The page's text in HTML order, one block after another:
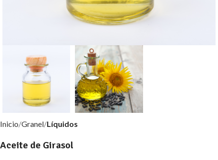
Inicio Granel Líquidos
Aceite de Girasol